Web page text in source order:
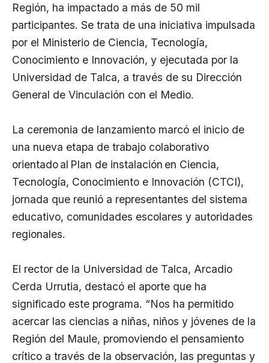
Región, ha impactado a más de 50 mil
participantes. Se trata de una iniciativa impulsada
por el Ministerio de Ciencia, Tecnología,
Conocimiento e Innovación, y ejecutada por la
Universidad de Talca, a través de su Dirección
General de Vinculación con el Medio.
La ceremonia de lanzamiento marcó el inicio de
una nueva etapa de trabajo colaborativo
orientado al Plan de instalación en Ciencia,
Tecnología, Conocimiento e Innovación (CTCI),
jornada que reunió a representantes del sistema
educativo, comunidades escolares y autoridades
regionales.
El rector de la Universidad de Talca, Arcadio
Cerda Urrutia, destacó el aporte que ha
significado este programa. “Nos ha permitido
acercar las ciencias a niñas, niños y jóvenes de la
Región del Maule, promoviendo el pensamiento
crítico a través de la observación, las preguntas y